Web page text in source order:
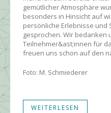
gemütlicher Atmosphäre
besonders in Hinsicht auf
persönliche Erlebnisse und
gesprochen. Wir bedanken
Teilnehmer&ast;innen für
freuen uns schon auf den
Foto: M. Schmiederer
WEITERLESEN